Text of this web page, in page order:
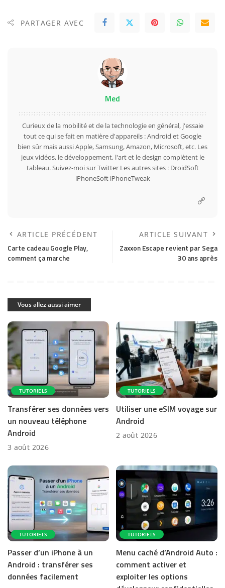
PARTAGER AVEC
Med
Curieux de la mobilité et de la technologie en général, j'essaie
tout ce qui se fait en matière d'appareils : Android et Google
bien sûr mais aussi Apple, Samsung, Amazon, Microsoft, etc. Les
jeux vidéos, le développement, l'art et le design complètent le
tableau. Suivez-moi surTwitterLes autres sites : DroidSoft
iPhoneSoft iPhoneTweak
ARTICLE PRÉCÉDENT
Carte cadeau Google Play,
comment ça marche
ARTICLE SUIVANT
Zaxxon Escape revient par Sega
30 ans après
Vous allez aussi aimer
TUTORIELS
Transférer ses données vers
un nouveau téléphone
Android
3 août 2026
TUTORIELS
Utiliser une eSIM voyage sur
Android
2 août 2026
TUTORIELS
Passer d’un iPhone à un
Android : transférer ses
données facilement
TUTORIELS
Menu caché d’Android Auto :
comment activer et
exploiter les options